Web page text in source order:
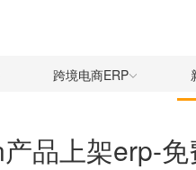
跨境电商ERP
品上架erp-